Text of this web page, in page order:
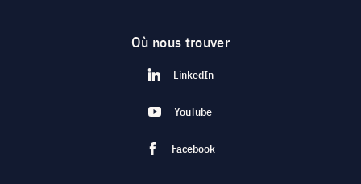
Où nous trouver
LinkedIn
YouTube
Facebook